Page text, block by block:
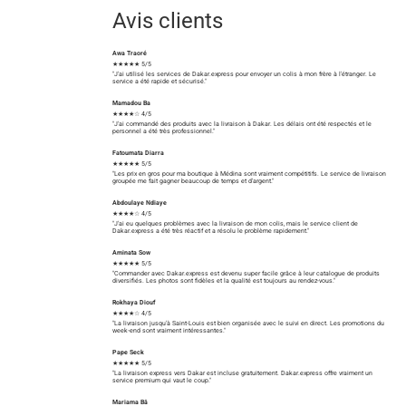
Avis clients
Awa Traoré
★★★★★ 5/5
"J'ai utilisé les services de Dakar.express pour envoyer un colis à mon frère à l'étranger. Le
service a été rapide et sécurisé."
Mamadou Ba
★★★★☆ 4/5
"J'ai commandé des produits avec la livraison à Dakar. Les délais ont été respectés et le
personnel a été très professionnel."
Fatoumata Diarra
★★★★★ 5/5
"Les prix en gros pour ma boutique à Médina sont vraiment compétitifs. Le service de livraison
groupée me fait gagner beaucoup de temps et d'argent."
Abdoulaye Ndiaye
★★★★☆ 4/5
"J'ai eu quelques problèmes avec la livraison de mon colis, mais le service client de
Dakar.express a été très réactif et a résolu le problème rapidement."
Aminata Sow
★★★★★ 5/5
"Commander avec Dakar.express est devenu super facile grâce à leur catalogue de produits
diversifiés. Les photos sont fidèles et la qualité est toujours au rendez-vous."
Rokhaya Diouf
★★★★☆ 4/5
"La livraison jusqu'à Saint-Louis est bien organisée avec le suivi en direct. Les promotions du
week-end sont vraiment intéressantes."
Pape Seck
★★★★★ 5/5
"La livraison express vers Dakar est incluse gratuitement. Dakar.express offre vraiment un
service premium qui vaut le coup."
Mariama Bâ